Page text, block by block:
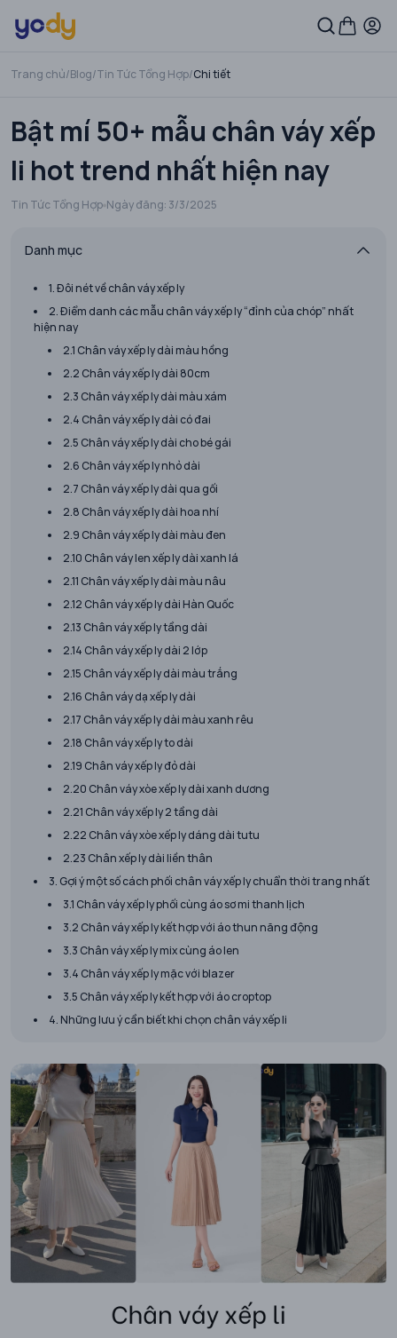
Trang chủ/Blog/Tin Tức Tổng Hợp/Chi tiết
Bật mí 50+ mẫu chân váy xếp
li hot trend nhất hiện nay
Tin Tức Tổng Hợp Ngày đăng: 3/3/2025
Danh mục
1. Đôi nét về chân váy xếp ly
2. Điểm danh các mẫu chân váy xếp ly “đỉnh của chóp” nhất
hiện nay
2.1 Chân váy xếp ly dài màu hồng
2.2 Chân váy xếp ly dài 80cm
2.3 Chân váy xếp ly dài màu xám
2.4 Chân váy xếp ly dài có đai
2.5 Chân váy xếp ly dài cho bé gái
2.6 Chân váy xếp ly nhỏ dài
2.7 Chân váy xếp ly dài qua gối
2.8 Chân váy xếp ly dài hoa nhí
2.9 Chân váy xếp ly dài màu đen
2.10 Chân váy len xếp ly dài xanh lá
2.11 Chân váy xếp ly dài màu nâu
2.12 Chân váy xếp ly dài Hàn Quốc
2.13 Chân váy xếp ly tầng dài
2.14 Chân váy xếp ly dài 2 lớp
2.15 Chân váy xếp ly dài màu trắng
2.16 Chân váy dạ xếp ly dài
2.17 Chân váy xếp ly dài màu xanh rêu
2.18 Chân váy xếp ly to dài
2.19 Chân váy xếp ly đỏ dài
2.20 Chân váy xòe xếp ly dài xanh dương
2.21 Chân váy xếp ly 2 tầng dài
2.22 Chân váy xòe xếp ly dáng dài tutu
2.23 Chân xếp ly dài liền thân
3. Gợi ý một số cách phối chân váy xếp ly chuẩn thời trang nhất
3.1 Chân váy xếp ly phối cùng áo sơ mi thanh lịch
3.2 Chân váy xếp ly kết hợp với áo thun năng động
3.3 Chân váy xếp ly mix cùng áo len
3.4 Chân váy xếp ly mặc với blazer
3.5 Chân váy xếp ly kết hợp với áo croptop
4. Những lưu ý cần biết khi chọn chân váy xếp li